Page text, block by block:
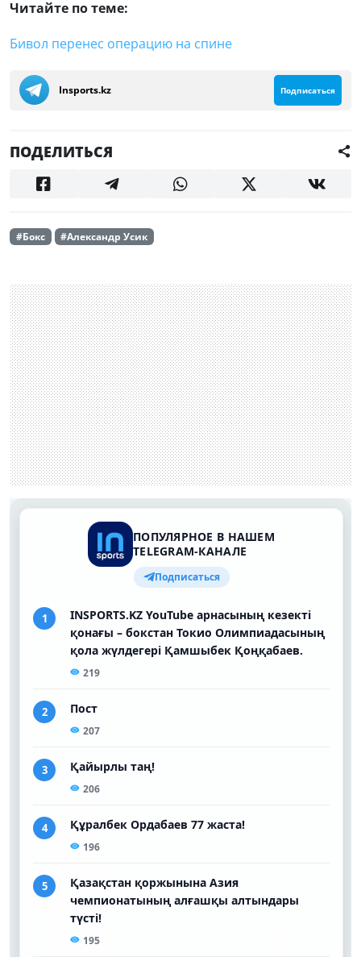
Читайте по теме:
Бивол перенес операцию на спине
Insports.kz Подписаться
ПОДЕЛИТЬСЯ
#Бокс #Александр Усик